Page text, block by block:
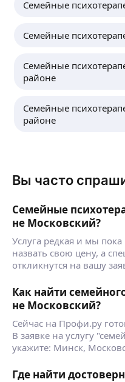
Семейные
Семейные
Семейные
районе
Семейные
районе
Вы часто
Семейные
не Московский?
Услуга редкая и мы
назвать свою цену, а
откликнутся на вашу
Как найти
не Московский?
Сейчас на Профи.ру
В заявке на услугу
укажите: Минск,
Где найти